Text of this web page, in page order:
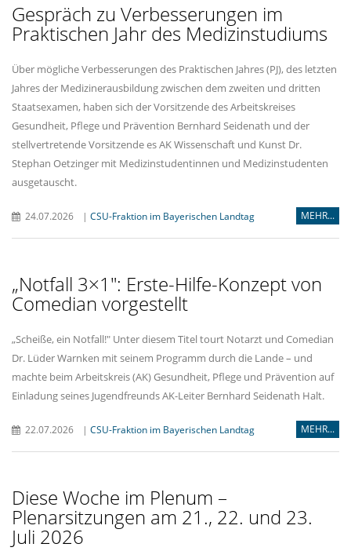
Gespräch zu Verbesserungen im
Praktischen Jahr des Medizinstudiums
Über mögliche Verbesserungen des Praktischen Jahres (PJ), des letzten
Jahres der Medizinerausbildung zwischen dem zweiten und dritten
Staatsexamen, haben sich der Vorsitzende des Arbeitskreises
Gesundheit, Pflege und Prävention Bernhard Seidenath und der
stellvertretende Vorsitzende es AK Wissenschaft und Kunst Dr.
Stephan Oetzinger mit Medizinstudentinnen und Medizinstudenten
ausgetauscht.
24.07.2026 | CSU-Fraktion im Bayerischen Landtag MEHR...
Notfall 3×1": Erste-Hilfe-Konzept von
Comedian vorgestellt
Scheiße, ein Notfall!" Unter diesem Titel tourt Notarzt und Comedian
Dr. Lüder Warnken mit seinem Programm durch die Lande – und
machte beim Arbeitskreis (AK) Gesundheit, Pflege und Prävention auf
Einladung seines Jugendfreunds AK-Leiter Bernhard Seidenath Halt.
22.07.2026 | CSU-Fraktion im Bayerischen Landtag MEHR...
Diese Woche im Plenum –
Plenarsitzungen am 21., 22. und 23.
Juli 2026